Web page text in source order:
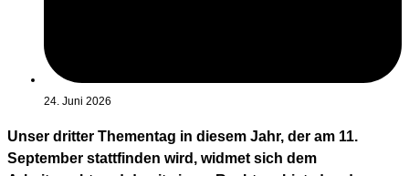
24. Juni 2026
Unser dritter Thementag in diesem Jahr, der am 11.
September stattfinden wird, widmet sich dem